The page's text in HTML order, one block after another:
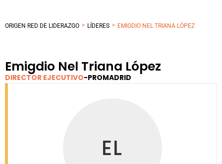
ORIGEN RED DE LIDERAZGO > LÍDERES > EMIGDIO NEL TRIANA LÓPEZ
Emigdio Nel Triana López
DIRECTOR EJECUTIVO-PROMADRID
EL